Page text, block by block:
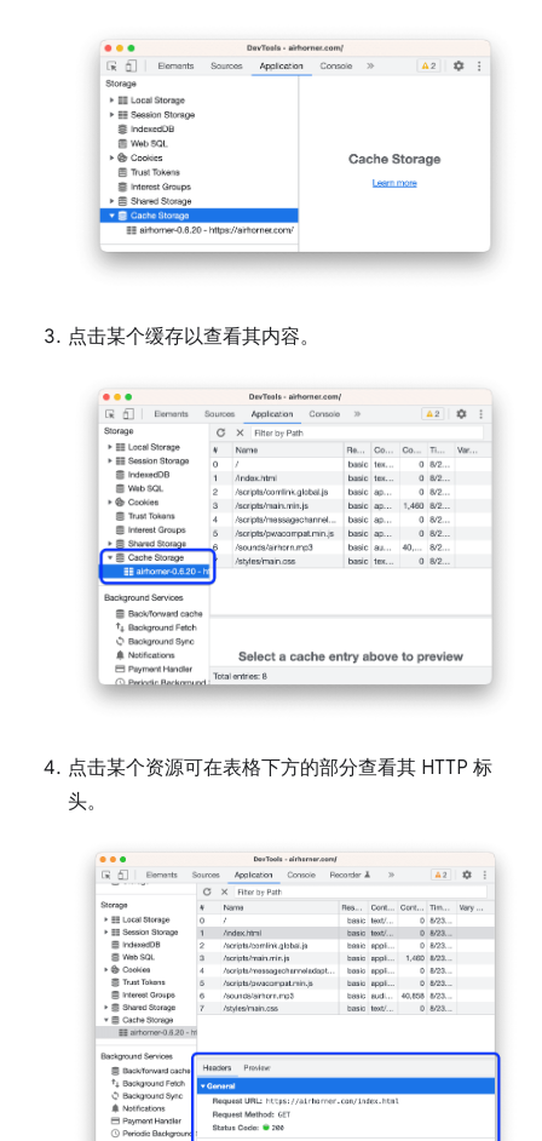
点击某个缓存以查看其内容。
点击某个资源可在表格下方的部分查看其 HTTP 标
头。